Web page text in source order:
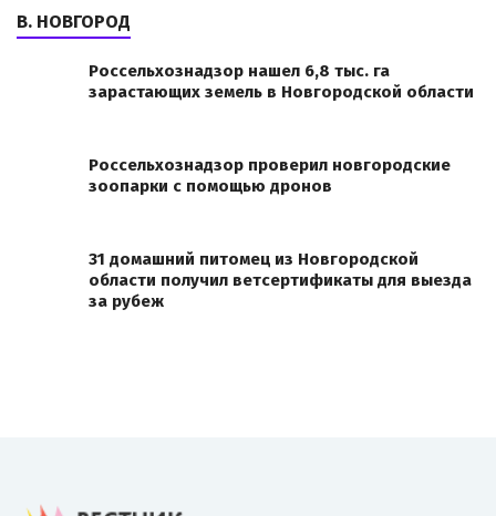
В. НОВГОРОД
Россельхознадзор нашел 6,8 тыс. га
зарастающих земель в Новгородской области
Россельхознадзор проверил новгородские
зоопарки с помощью дронов
31 домашний питомец из Новгородской
области получил ветсертификаты для выезда
за рубеж